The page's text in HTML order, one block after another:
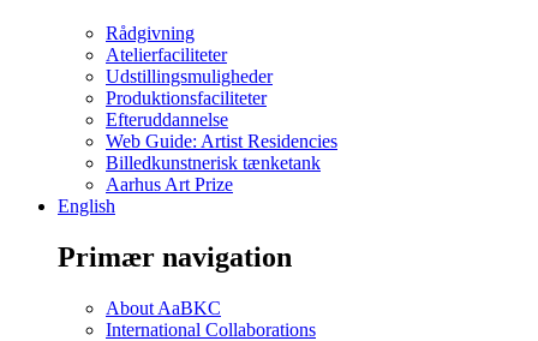
Rådgivning
Atelierfaciliteter
Udstillingsmuligheder
Produktionsfaciliteter
Efteruddannelse
Web Guide: Artist Residencies
Billedkunstnerisk tænketank
Aarhus Art Prize
English
Primær navigation
About AaBKC
International Collaborations